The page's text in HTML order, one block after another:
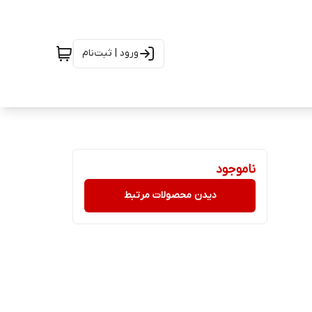
ورود | ثبت‌نام
ناموجود
دیدن محصولات مرتبط